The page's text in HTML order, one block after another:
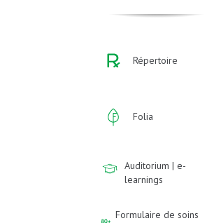
Répertoire
Folia
Auditorium | e-
learnings
Formulaire de soins